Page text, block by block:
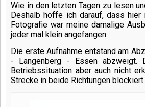
Wie in den letzten Tagen zu lesen
Deshalb hoffe ich darauf, dass hier
Fotografie war meine damalige
jeder mal klein angefangen.
Die erste Aufnahme entstand am
- Langenberg - Essen abzweigt.
Betriebssituation aber auch nicht
Strecke in beide Richtungen